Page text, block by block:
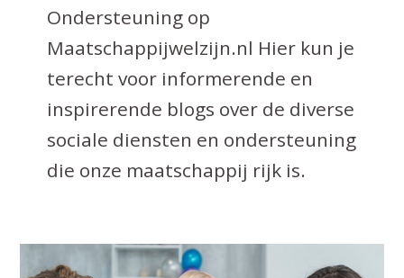
Ondersteuning op
Maatschappijwelzijn.nl Hier kun je
terecht voor informerende en
inspirerende blogs over de diverse
sociale diensten en ondersteuning
die onze maatschappij rijk is.